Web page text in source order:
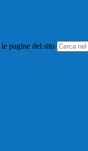
pagine del sito